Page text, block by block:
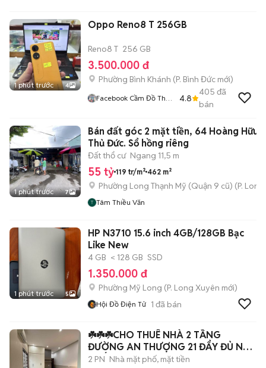
1 phút trước 4
Oppo Reno8 T 256GB
Reno8 T 256 GB
3.500.000 đ
Phường Bình Khánh (P. Bình Đức mới)
Facebook Cầm Đồ Thúy
4.8
405 đã
bán
1 phút trước 7
Bán đất góc 2 mặt tiền, 64 Hoàng Hữu
Thủ Đức. Sổ hồng riêng
Đất thổ cư Ngang 11,5 m
55 tỷ 119 tr/m² 462 m²
Phường Long Thạnh Mỹ (Quận 9 cũ) (P.
Tâm Thiều Văn
1 phút trước 5
HP N3710 15.6 inch 4GB/128GB Bạc
Like New
4 GB < 128 GB SSD
1.350.000 đ
Phường Mỹ Long (P. Long Xuyên mới)
Hội Đồ Điện Tử 1 đã bán
☘️☘️☘️CHO THUÊ NHÀ 2 TẦNG
ĐƯỜNG AN THƯỢNG 21 ĐẨY ĐỦ NỘI
THẤT
2 PN Nhà mặt phố, mặt tiền